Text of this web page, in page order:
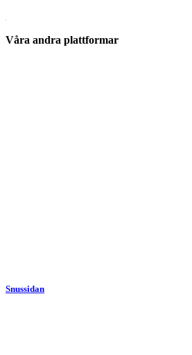
Våra andra plattformar
Snussidan